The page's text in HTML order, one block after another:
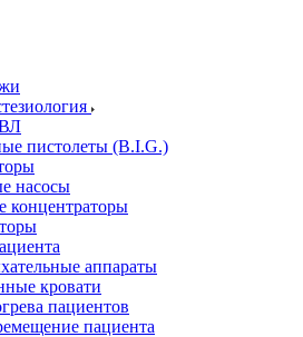
пистолеты (B.I.G.)
насосы
концентраторы
аппараты
кровати
пациентов
пациента